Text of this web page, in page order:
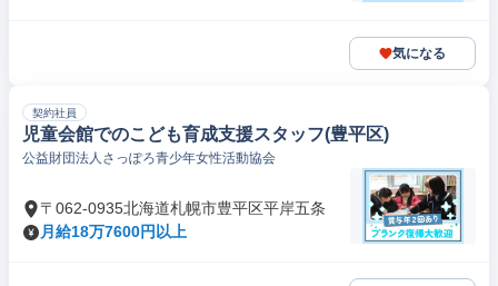
気になる
契約社員
児童会館でのこども育成支援スタッフ(豊平区)
公益財団法人さっぽろ青少年女性活動協会
〒062-0935北海道札幌市豊平区平岸五条
月給18万7600円以上